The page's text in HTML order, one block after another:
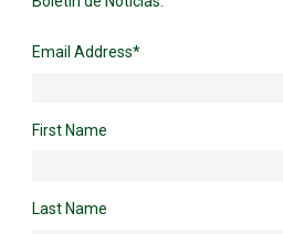
Email Address*
First Name
Last Name